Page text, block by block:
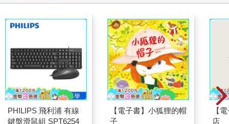
PHILIPS 飛利浦 有線
鍵盤滑鼠組 SPT6254
【電子書】小狐狸的帽
子
【
店